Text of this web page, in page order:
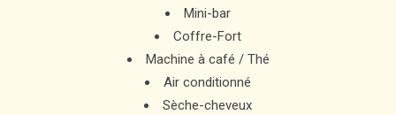
Mini-bar
Coffre-Fort
Machine à café / Thé
Air conditionné
Sèche-cheveux